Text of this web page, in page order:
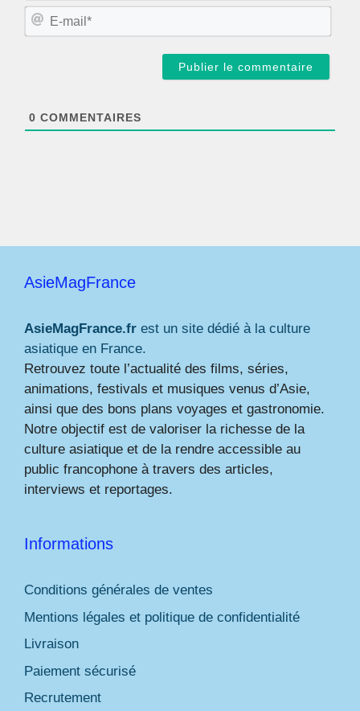
m
E
0 COMMENTAIRES
AsieMagFrance
AsieMagFrance.fr est un site dédié à la culture
asiatique en France.
Retrouvez toute l’actualité des films, séries,
animations, festivals et musiques venus d’Asie,
ainsi que des bons plans voyages et gastronomie.
Notre objectif est de valoriser la richesse de la
culture asiatique et de la rendre accessible au
public francophone à travers des articles,
interviews et reportages.
Informations
Conditions générales de ventes
Mentions légales et politique de confidentialité
Livraison
Paiement sécurisé
Recrutement